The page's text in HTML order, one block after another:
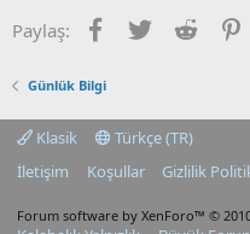
Paylaş: Facebook
TwitterReddit
Günlük Bilgi
Klasik
Türkçe (TR)
İletişim
Koşullar Gizlilik
Forum software by XenForo™ ©